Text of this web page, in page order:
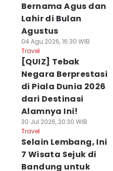
Bernama Agus dan
Lahir di Bulan
Agustus
04 Agu 2026, 16:30 WIB
Travel
[QUIZ] Tebak
Negara Berprestasi
di Piala Dunia 2026
dari Destinasi
Alamnya Ini!
30 Jul 2026, 20:30 WIB
Travel
Selain Lembang, Ini
7 Wisata Sejuk di
Bandung untuk